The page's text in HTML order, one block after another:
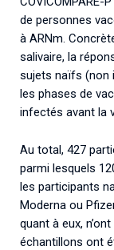
de personnes
à ARNm.
salivaire, la
sujets naïfs (non
les phases de
infectés avant la
Au total, 427
parmi lesquels
les participants
Moderna ou
quant à eux,
échantillons ont